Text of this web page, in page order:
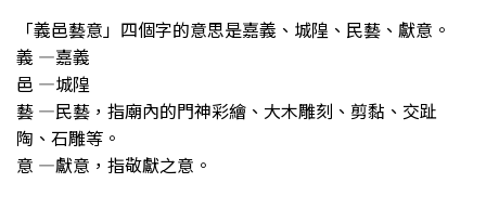
「義邑藝意」四個字的意思是嘉義、城隍、民藝、獻意。
義 —嘉義
邑 —城隍
藝 —民藝，指廟內的門神彩繪、大木雕刻、剪黏、交趾
陶、石雕等。
意 —獻意，指敬獻之意。